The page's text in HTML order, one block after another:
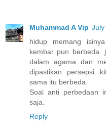
Muhammad A Vip July
hidup memang
kembar pun berbeda.
dalam agama dan
dipastikan persepsi
sama itu berbeda.
Soal anti perbedaan
saja.
Reply